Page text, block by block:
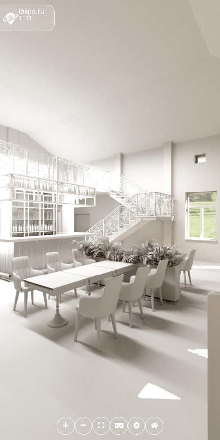
ipano.ru
1111